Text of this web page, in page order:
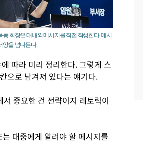
회장은 대내외 메시지를 직접 작성한다. 메시
양을 넘나든다.
따라 미리 정리한다. 그렇게 스
으로 남겨져 있다는 얘기다.
서 중요한 건 전략이지 레토릭이
대중에게 알려야 할 메시지를